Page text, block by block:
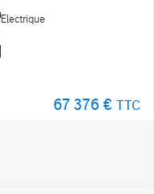
Electrique
67 376 € TTC